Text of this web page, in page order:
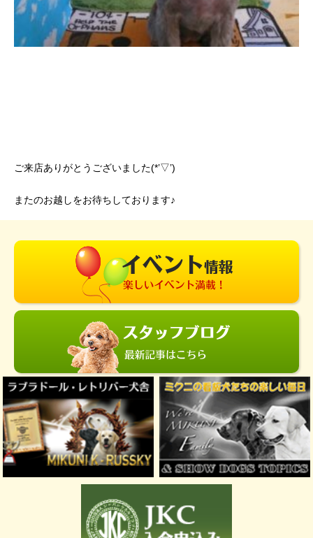
ご来店ありがとうございました(*’▽’)
またのお越しをお待ちしております♪